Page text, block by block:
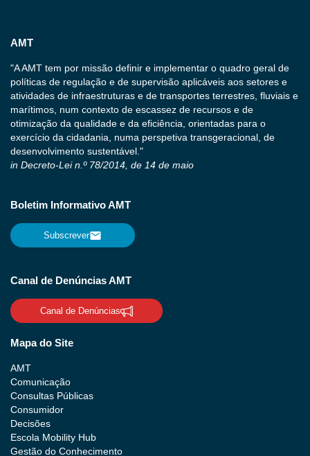
AMT
"A AMT tem por missão definir e implementar o quadro geral de
políticas de regulação e de supervisão aplicáveis aos setores e
atividades de infraestruturas e de transportes terrestres, fluviais e
marítimos, num contexto de escassez de recursos e de
otimização da qualidade e da eficiência, orientadas para o
exercício da cidadania, numa perspetiva transgeracional, de
desenvolvimento sustentável."
in Decreto-Lei n.º 78/2014, de 14 de maio
Boletim Informativo AMT
Subscrever
Canal de Denúncias AMT
Canal de Denúncias
Mapa do Site
AMT
Comunicação
Consultas Públicas
Consumidor
Decisões
Escola Mobility Hub
Gestão do Conhecimento